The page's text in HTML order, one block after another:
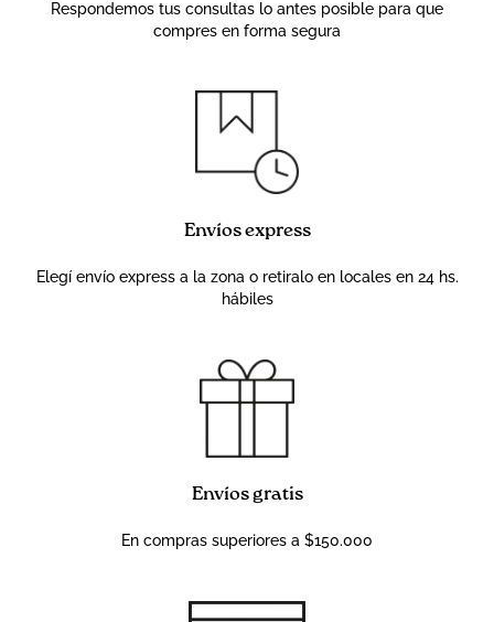
Respondemos tus consultas lo antes posible para que
compres en forma segura
Envíos express
Elegí envío express a la zona o retiralo en locales en 24 hs.
hábiles
Envíos gratis
En compras superiores a $150.000